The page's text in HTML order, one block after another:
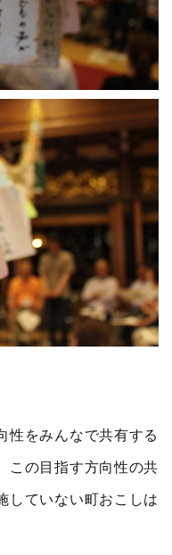
性をみんなで共有する
この目指す方向性の共
していない町おこしは